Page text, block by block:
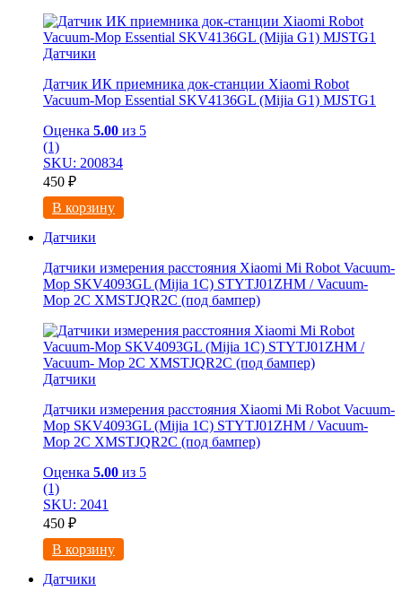
Датчики
Датчик ИК приемника док-станции Xiaomi Robot
Vacuum-Mop Essential SKV4136GL (Mijia G1) MJSTG1
Оценка 5.00 из 5
(1)
SKU: 200834
450 ₽
В корзину
Датчики
Датчики измерения расстояния Xiaomi Mi Robot Vacuum-
Mop SKV4093GL (Mijia 1C) STYTJ01ZHM / Vacuum-
Mop 2C XMSTJQR2C (под бампер)
Датчики
Датчики измерения расстояния Xiaomi Mi Robot Vacuum-
Mop SKV4093GL (Mijia 1C) STYTJ01ZHM / Vacuum-
Mop 2C XMSTJQR2C (под бампер)
Оценка 5.00 из 5
(1)
SKU: 2041
450 ₽
В корзину
Датчики